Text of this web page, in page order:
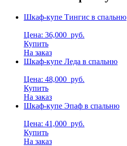
Шкаф-купе Тингис в спальню
Цена: 36,000 руб.
Купить
На заказ
Шкаф-купе Леда в спальню
Цена: 48,000 руб.
Купить
На заказ
Шкаф-купе Эпаф в спальню
Цена: 41,000 руб.
Купить
На заказ